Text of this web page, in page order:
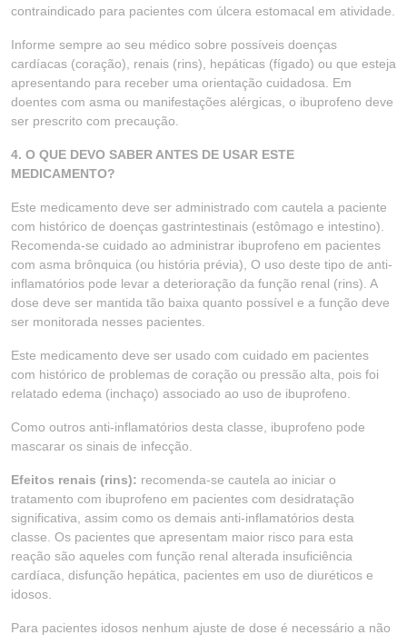
contraindicado para pacientes com úlcera estomacal em atividade.
Informe sempre ao seu médico sobre possíveis doenças
cardíacas (coração), renais (rins), hepáticas (fígado) ou que esteja
apresentando para receber uma orientação cuidadosa. Em
doentes com asma ou manifestações alérgicas, o ibuprofeno deve
ser prescrito com precaução.
4. O QUE DEVO SABER ANTES DE USAR ESTE
MEDICAMENTO?
Este medicamento deve ser administrado com cautela a paciente
com histórico de doenças gastrintestinais (estômago e intestino).
Recomenda-se cuidado ao administrar ibuprofeno em pacientes
com asma brônquica (ou história prévia), O uso deste tipo de anti-
inflamatórios pode levar a deterioração da função renal (rins). A
dose deve ser mantida tão baixa quanto possível e a função deve
ser monitorada nesses pacientes.
Este medicamento deve ser usado com cuidado em pacientes
com histórico de problemas de coração ou pressão alta, pois foi
relatado edema (inchaço) associado ao uso de ibuprofeno.
Como outros anti-inflamatórios desta classe, ibuprofeno pode
mascarar os sinais de infecção.
Efeitos renais (rins): recomenda-se cautela ao iniciar o
tratamento com ibuprofeno em pacientes com desidratação
significativa, assim como os demais anti-inflamatórios desta
classe. Os pacientes que apresentam maior risco para esta
reação são aqueles com função renal alterada insuficiência
cardíaca, disfunção hepática, pacientes em uso de diuréticos e
idosos.
Para pacientes idosos nenhum ajuste de dose é necessário a não